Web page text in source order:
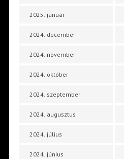
2025. január
2024. december
2024. november
2024. október
2024. szeptember
2024. augusztus
2024. július
2024. június